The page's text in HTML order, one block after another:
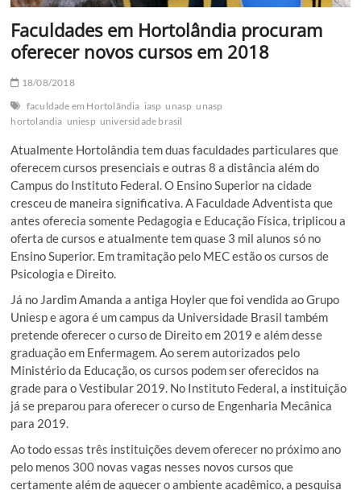
Faculdades em Hortolândia procuram
oferecer novos cursos em 2018
18/08/2018
faculdade em Hortolândia iasp unasp unasp
hortolandia uniesp universidade brasil
Atualmente Hortolândia tem duas faculdades particulares que
oferecem cursos presenciais e outras 8 a distância além do
Campus do Instituto Federal. O Ensino Superior na cidade
cresceu de maneira significativa. A Faculdade Adventista que
antes oferecia somente Pedagogia e Educação Física, triplicou a
oferta de cursos e atualmente tem quase 3 mil alunos só no
Ensino Superior. Em tramitação pelo MEC estão os cursos de
Psicologia e Direito.
Já no Jardim Amanda a antiga Hoyler que foi vendida ao Grupo
Uniesp e agora é um campus da Universidade Brasil também
pretende oferecer o curso de Direito em 2019 e além desse
graduação em Enfermagem. Ao serem autorizados pelo
Ministério da Educação, os cursos podem ser oferecidos na
grade para o Vestibular 2019. No Instituto Federal, a instituição
já se preparou para oferecer o curso de Engenharia Mecânica
para 2019.
Ao todo essas três instituições devem oferecer no próximo ano
pelo menos 300 novas vagas nesses novos cursos que
certamente além de aquecer o ambiente acadêmico, a pesquisa